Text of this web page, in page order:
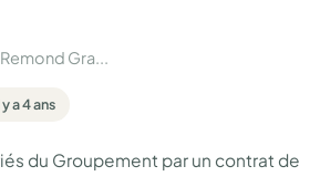
Gra...
a 4 ans
du Groupement par un contrat de